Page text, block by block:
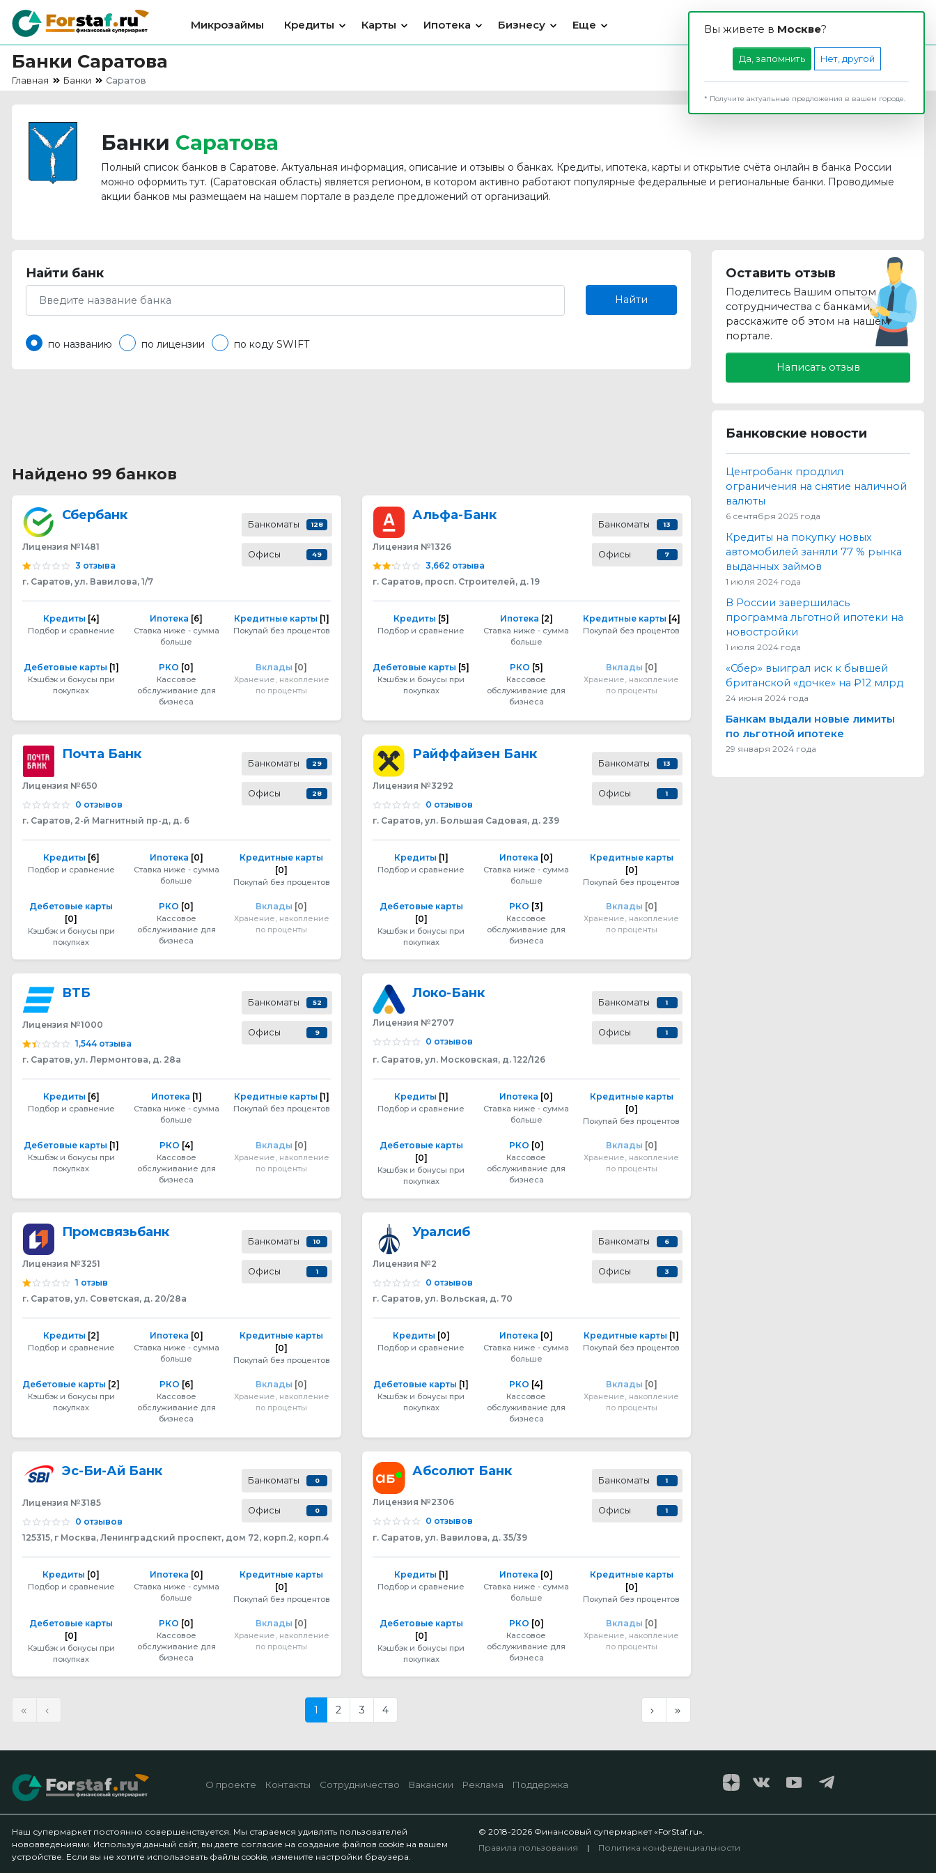
Микрозаймы Кредиты Карты Ипотека Бизнесу Еще Вы живете в Москвe?
Да, запомнить Нет, другой
* Получите актуальные предложения в вашем городе.
Банки Саратова
Главная Банки Саратов
Банки Саратова
Полный список банков в Саратове. Актуальная информация, описание и отзывы о банках. Кредиты, ипотека, карты и открытие счёта онлайн в банка России
можно оформить тут. (Саратовская область) является регионом, в котором активно работают популярные федеральные и региональные банки. Проводимые
акции банков мы размещаем на нашем портале в разделе предложений от организаций.
Найти банк
Найти
по названию по лицензии по коду SWIFT
Найдено 99 банков
Сбербанк
Лицензия №1481
3 отзыва
Банкоматы 128
Офисы 49
г. Саратов, ул. Вавилова, 1/7
Кредиты [4]
Подбор и сравнение
Ипотека [6]
Ставка ниже - сумма
больше
Кредитные карты [1]
Покупай без процентов
Дебетовые карты [1]
Кэшбэк и бонусы при
покупках
РКО [0]
Кассовое
обслуживание для
бизнеса
Вклады [0]
Хранение, накопление
по проценты
Альфа-Банк
Лицензия №1326
3,662 отзыва
Банкоматы 13
Офисы 7
г. Саратов, просп. Строителей, д. 19
Кредиты [5]
Подбор и сравнение
Ипотека [2]
Ставка ниже - сумма
больше
Кредитные карты [4]
Покупай без процентов
Дебетовые карты [5]
Кэшбэк и бонусы при
покупках
РКО [5]
Кассовое
обслуживание для
бизнеса
Вклады [0]
Хранение, накопление
по проценты
Почта Банк
Лицензия №650
0 отзывов
Банкоматы 29
Офисы 28
г. Саратов, 2-й Магнитный пр-д, д. 6
Кредиты [6]
Подбор и сравнение
Ипотека [0]
Ставка ниже - сумма
больше
Кредитные карты
[0]
Покупай без процентов
Дебетовые карты
[0]
Кэшбэк и бонусы при
покупках
РКО [0]
Кассовое
обслуживание для
бизнеса
Вклады [0]
Хранение, накопление
по проценты
Райффайзен Банк
Лицензия №3292
0 отзывов
Банкоматы 13
Офисы 1
г. Саратов, ул. Большая Садовая, д. 239
Кредиты [1]
Подбор и сравнение
Ипотека [0]
Ставка ниже - сумма
больше
Кредитные карты
[0]
Покупай без процентов
Дебетовые карты
[0]
Кэшбэк и бонусы при
покупках
РКО [3]
Кассовое
обслуживание для
бизнеса
Вклады [0]
Хранение, накопление
по проценты
ВТБ
Лицензия №1000
1,544 отзыва
Банкоматы 52
Офисы 9
г. Саратов, ул. Лермонтова, д. 28а
Кредиты [6]
Подбор и сравнение
Ипотека [1]
Ставка ниже - сумма
больше
Кредитные карты [1]
Покупай без процентов
Дебетовые карты [1]
Кэшбэк и бонусы при
покупках
РКО [4]
Кассовое
обслуживание для
бизнеса
Вклады [0]
Хранение, накопление
по проценты
Локо-Банк
Лицензия №2707
0 отзывов
Банкоматы 1
Офисы 1
г. Саратов, ул. Московская, д. 122/126
Кредиты [1]
Подбор и сравнение
Ипотека [0]
Ставка ниже - сумма
больше
Кредитные карты
[0]
Покупай без процентов
Дебетовые карты
[0]
Кэшбэк и бонусы при
покупках
РКО [0]
Кассовое
обслуживание для
бизнеса
Вклады [0]
Хранение, накопление
по проценты
Промсвязьбанк
Лицензия №3251
1 отзыв
Банкоматы 10
Офисы 1
г. Саратов, ул. Советская, д. 20/28а
Кредиты [2]
Подбор и сравнение
Ипотека [0]
Ставка ниже - сумма
больше
Кредитные карты
[0]
Покупай без процентов
Дебетовые карты [2]
Кэшбэк и бонусы при
покупках
РКО [6]
Кассовое
обслуживание для
бизнеса
Вклады [0]
Хранение, накопление
по проценты
Уралсиб
Лицензия №2
0 отзывов
Банкоматы 6
Офисы 3
г. Саратов, ул. Вольская, д. 70
Кредиты [0]
Подбор и сравнение
Ипотека [0]
Ставка ниже - сумма
больше
Кредитные карты [1]
Покупай без процентов
Дебетовые карты [1]
Кэшбэк и бонусы при
покупках
РКО [4]
Кассовое
обслуживание для
бизнеса
Вклады [0]
Хранение, накопление
по проценты
Эс-Би-Ай Банк
Лицензия №3185
0 отзывов
Банкоматы 0
Офисы 0
125315, г Москва, Ленинградский проспект, дом 72, корп.2, корп.4
Кредиты [0]
Подбор и сравнение
Ипотека [0]
Ставка ниже - сумма
больше
Кредитные карты
[0]
Покупай без процентов
Дебетовые карты
[0]
Кэшбэк и бонусы при
покупках
РКО [0]
Кассовое
обслуживание для
бизнеса
Вклады [0]
Хранение, накопление
по проценты
Абсолют Банк
Лицензия №2306
0 отзывов
Банкоматы 1
Офисы 1
г. Саратов, ул. Вавилова, д. 35/39
Кредиты [1]
Подбор и сравнение
Ипотека [0]
Ставка ниже - сумма
больше
Кредитные карты
[0]
Покупай без процентов
Дебетовые карты
[0]
Кэшбэк и бонусы при
покупках
РКО [0]
Кассовое
обслуживание для
бизнеса
Вклады [0]
Хранение, накопление
по проценты
1 2 3 4
Оставить отзыв
Поделитесь Вашим опытом
сотрудничества с банками,
расскажите об этом на нашем
портале.
Написать отзыв
Банковские новости
Центробанк продлил
ограничения на снятие наличной
валюты
6 сентября 2025 года
Кредиты на покупку новых
автомобилей заняли 77 % рынка
выданных займов
1 июля 2024 года
В России завершилась
программа льготной ипотеки на
новостройки
1 июля 2024 года
«Сбер» выиграл иск к бывшей
британской «дочке» на ₽12 млрд
24 июня 2024 года
Банкам выдали новые лимиты
по льготной ипотеке
29 января 2024 года
О проекте Контакты Сотрудничество Вакансии Реклама Поддержка
Наш супермаркет постоянно совершенствуется. Мы стараемся удивлять пользователей
нововведениями. Используя данный сайт, вы даете согласие на создание файлов cookie на вашем
устройстве. Если вы не хотите использовать файлы cookie, измените настройки браузера.
© 2018-2026 Финансовый супермаркет «ForStaf.ru».
Правила пользования
| Политика конфеденциальности